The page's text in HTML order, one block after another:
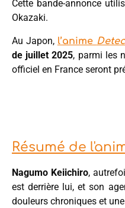
Cette bande-annonce
Okazaki.
Au Japon, l’anime
de juillet 2025, parmi les
officiel en France seront
Résumé de
Nagumo Keiichiro,
est derrière lui, et son
douleurs chroniques et